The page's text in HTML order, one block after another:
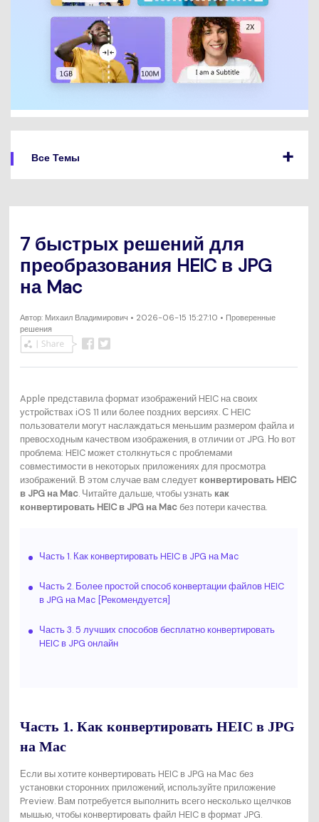
Все Темы
7 быстрых решений для
преобразования HEIC в JPG
на Mac
Автор:Михаил Владимирович • 2026-06-15 15:27:10 • Проверенные
решения
Apple представила формат изображений HEIC на своих
устройствах iOS 11 или более поздних версиях. С HEIC
пользователи могут наслаждаться меньшим размером файла и
превосходным качеством изображения, в отличии от JPG. Но вот
проблема: HEIC может столкнуться с проблемами
совместимости в некоторых приложениях для просмотра
изображений. В этом случае вам следует конвертировать HEIC
в JPG на Mac. Читайте дальше, чтобы узнать как
конвертировать HEIC в JPG на Macбез потери качества.
Часть 1. Как конвертировать HEIC в JPG на Mac
Часть 2. Более простой способ конвертации файлов HEIC
в JPG на Mac [Рекомендуется]
Часть 3. 5 лучших способов бесплатно конвертировать
HEIC в JPG онлайн
Часть 1. Как конвертировать HEIC в JPG
на Mac
Если вы хотите конвертировать HEIC в JPG на Mac без
установки сторонних приложений, используйте приложение
Preview. Вам потребуется выполнить всего несколько щелчков
мышью, чтобы конвертировать файл HEIC в формат JPG.